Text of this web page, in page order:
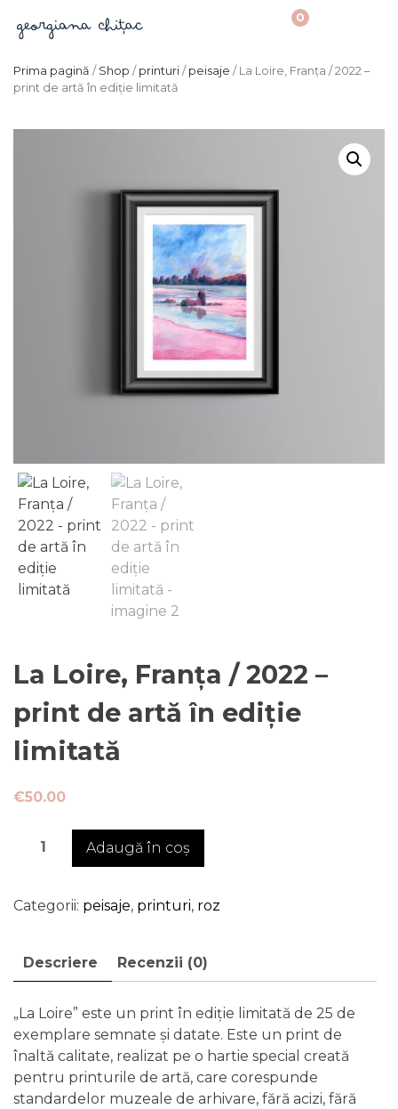
0
Prima pagină / Shop / printuri / peisaje / La Loire, Franța / 2022 –
print de artă în ediție limitată
La Loire, Franța / 2022 –
print de artă în ediție
limitată
€50.00
Cantitate
Franța
de
artă
în
ediție
limitată
Adaugă în coș
Categorii: peisaje, printuri, roz
Descriere Recenzii (0)
„La Loire” este un print în ediție limitată de 25 de
exemplare semnate și datate. Este un print de
înaltă calitate, realizat pe o hartie special creată
pentru printurile de artă, care corespunde
standardelor muzeale de arhivare, fără acizi, fără